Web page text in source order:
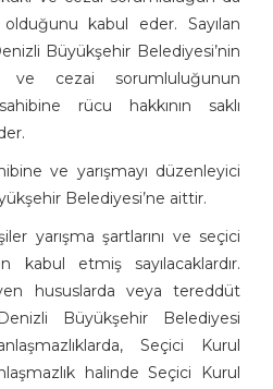
kabul eder. Sayılan
Büyükşehir Belediyesi’nin
cezai sorumluluğunun
rücu hakkının saklı
ve yarışmayı düzenleyici
Belediyesi’ne aittir.
yarışma şartlarını ve seçici
kabul etmiş sayılacaklardır.
hususlarda veya tereddüt
Büyükşehir Belediyesi
Seçici Kurul
halinde Seçici Kurul